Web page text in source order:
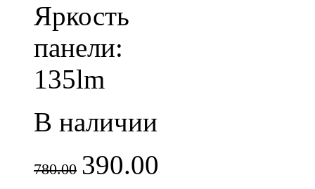
Яркость
панели:
135lm
В наличии
780.00 390.00